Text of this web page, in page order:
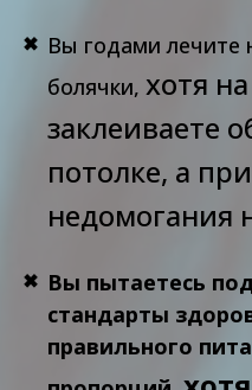
Вы годами лечите
болячки, хотя
заклеиваете
потолке, а
недомогания
Вы пытаетесь
стандарты
правильного